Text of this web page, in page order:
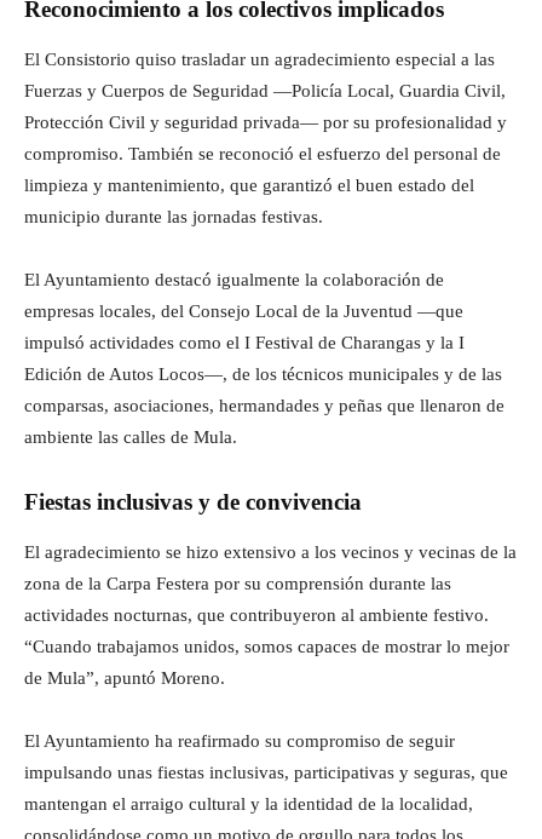
Reconocimiento a los colectivos implicados
El Consistorio quiso trasladar un agradecimiento especial a las
Fuerzas y Cuerpos de Seguridad —Policía Local, Guardia Civil,
Protección Civil y seguridad privada— por su profesionalidad y
compromiso. También se reconoció el esfuerzo del personal de
limpieza y mantenimiento, que garantizó el buen estado del
municipio durante las jornadas festivas.
El Ayuntamiento destacó igualmente la colaboración de
empresas locales, del Consejo Local de la Juventud —que
impulsó actividades como el I Festival de Charangas y la I
Edición de Autos Locos—, de los técnicos municipales y de las
comparsas, asociaciones, hermandades y peñas que llenaron de
ambiente las calles de Mula.
Fiestas inclusivas y de convivencia
El agradecimiento se hizo extensivo a los vecinos y vecinas de la
zona de la Carpa Festera por su comprensión durante las
actividades nocturnas, que contribuyeron al ambiente festivo.
“Cuando trabajamos unidos, somos capaces de mostrar lo mejor
de Mula”, apuntó Moreno.
El Ayuntamiento ha reafirmado su compromiso de seguir
impulsando unas fiestas inclusivas, participativas y seguras, que
mantengan el arraigo cultural y la identidad de la localidad,